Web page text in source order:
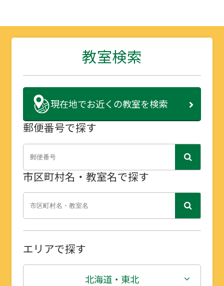
教室検索
現在地でお近くの教室を検索
郵便番号で探す
市区町村名・教室名で探す
エリアで探す
北海道・東北